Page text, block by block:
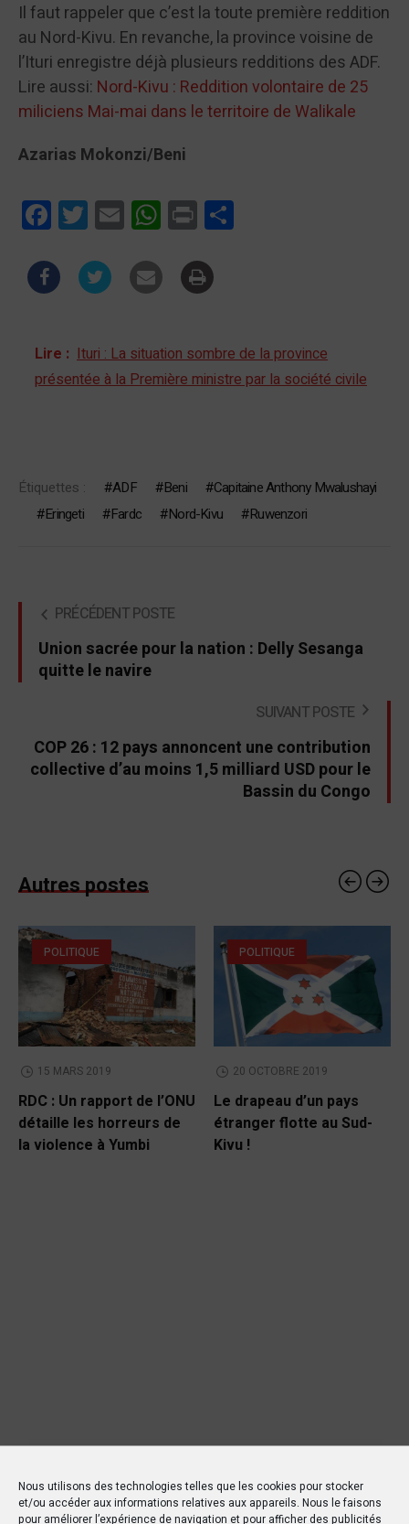
Nous utilisons des technologies telles que les cookies pour stocker
et/ou accéder aux informations relatives aux appareils. Nous le faisons
pour améliorer l’expérience de navigation et pour afficher des publicités
Il faut rappeler que c’est la toute première reddition
au Nord-Kivu. En revanche, la province voisine de
l’Ituri enregistre déjà plusieurs redditions des ADF.
Lire aussi: Nord-Kivu : Reddition volontaire de 25
miliciens Mai-mai dans le territoire de Walikale
Azarias Mokonzi/Beni
FacebookTwitterEmail WhatsApp
Print
Lire : Ituri : La situation sombre de la province
présentée à la Première ministre par la société civile
Étiquettes : ADF Beni
Capitaine Anthony Mwalushayi
Eringeti
Fardc Nord-Kivu Ruwenzori
PRÉCÉDENT POSTE
Union sacrée pour la nation : Delly Sesanga
quitte le navire
SUIVANT POSTE
COP 26 : 12 pays annoncent une contribution
collective d’au moins 1,5 milliard USD pour le
Bassin du Congo
Autres postes
POLITIQUE
15 MARS 2019
RDC : Un rapport de l’ONU
détaille les horreurs de
la violence à Yumbi
POLITIQUE
20 OCTOBRE 2019
Le drapeau d’un pays
étranger flotte au Sud-
Kivu !